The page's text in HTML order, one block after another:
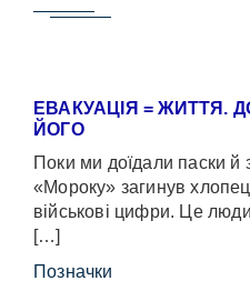
ЕВАКУАЦІЯ = ЖИТТЯ.
ЙОГО
Поки ми доїдали паски
«Мороку» загинув
військові цифри. Це
[…]
Позначки